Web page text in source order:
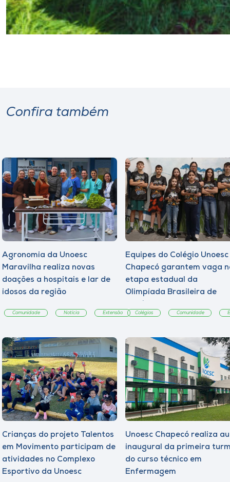
Confira também
Agronomia da Unoesc
Maravilha realiza novas
doações a hospitais e lar de
idosos da região
Comunidade Notícia Extensão
Equipes do Colégio Unoesc
Chapecó garantem vaga
etapa estadual da
Olimpíada Brasileira de
Colégios Comunidade
Crianças do projeto Talentos
em Movimento participam de
atividades no Complexo
Esportivo da Unoesc
Unoesc Chapecó realiza
inaugural da primeira
do curso técnico em
Enfermagem